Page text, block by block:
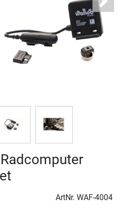
Next
ArtNr. WAF-4004